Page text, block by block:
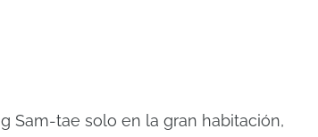
Sam-tae solo en la gran habitación,